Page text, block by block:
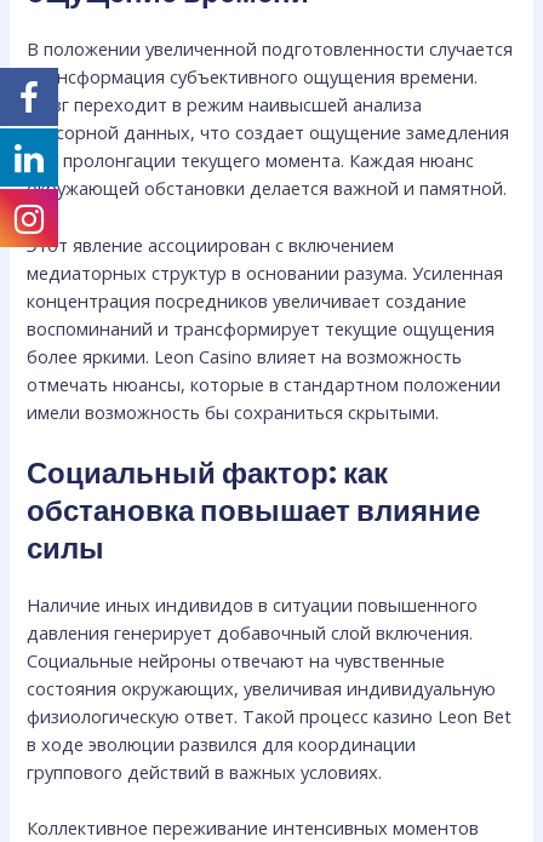
В положении увеличенной подготовленности случается
трансформация субъективного ощущения времени.
Мозг переходит в режим наивысшей анализа
сенсорной данных, что создает ощущение замедления
или пролонгации текущего момента. Каждая нюанс
окружающей обстановки делается важной и памятной.
Этот явление ассоциирован с включением
медиаторных структур в основании разума. Усиленная
концентрация посредников увеличивает создание
воспоминаний и трансформирует текущие ощущения
более яркими. Leon Casino влияет на возможность
отмечать нюансы, которые в стандартном положении
имели возможность бы сохраниться скрытыми.
Социальный фактор: как
обстановка повышает влияние
силы
Наличие иных индивидов в ситуации повышенного
давления генерирует добавочный слой включения.
Социальные нейроны отвечают на чувственные
состояния окружающих, увеличивая индивидуальную
физиологическую ответ. Такой процесс казино Leon Bet
в ходе эволюции развился для координации
группового действий в важных условиях.
Коллективное переживание интенсивных моментов